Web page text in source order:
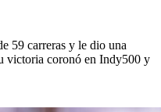
59 carreras y le dio una
victoria coronó en Indy500 y